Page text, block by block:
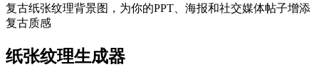
复古纸张纹理背景图，为你的PPT、海报和社交媒体帖子增添
复古质感
纸张纹理生成器